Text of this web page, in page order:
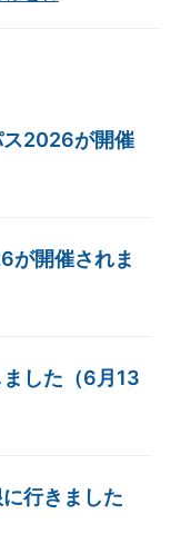
ス2026が開催
が開催されま
した（6月13
行きました